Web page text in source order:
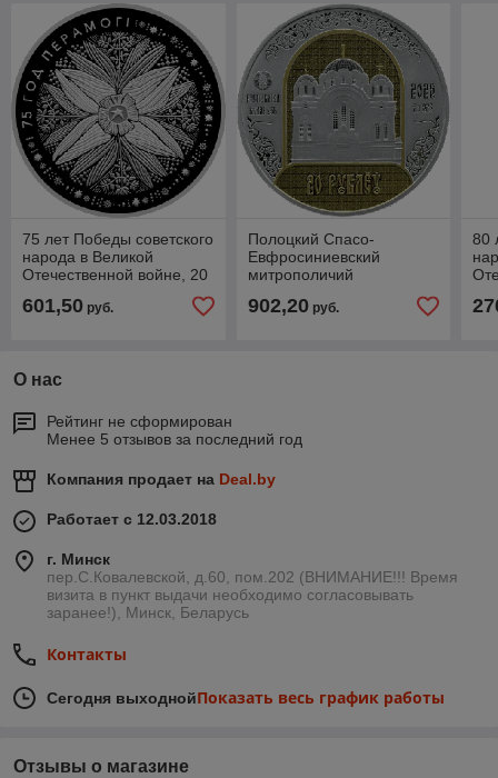
75 лет Победы советского
народа в Великой
Отечественной войне, 20
601,50 руб.
Полоцкий Спасо-
Евфросиниевский
митрополичий
рублей 2025, серебро
902,20руб.
80
О нас
Рейтинг не сформирован
Менее 5 отзывов за последний год
Компания продает на Deal.by
Работает с 12.03.2018
г. Минск
пер.С.Ковалевской, д.60, пом.202 (ВНИМАНИЕ!!! Время
визита в пункт выдачи необходимо согласовывать
заранее!), Минск, Беларусь
Контакты
Сегодня выходнойПоказать весь график работы
Отзывы о магазине